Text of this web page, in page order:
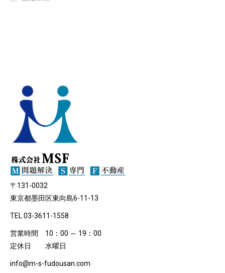
〒131-0032
東京都墨田区東向島6-11-13
TEL 03-3611-1558
営業時間 10：00 ～ 19：00
定休日 水曜日
info@m-s-fudousan.com